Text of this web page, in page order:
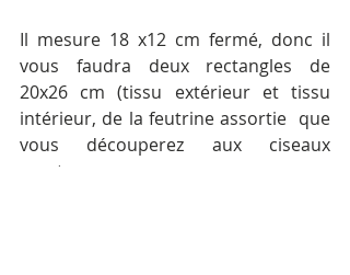
Il mesure 18 x12 cm fermé, donc il
vous faudra deux rectangles de
20x26 cm (tissu extérieur et tissu
intérieur, de la feutrine assortie  que
vous découperez aux ciseaux
cranteurs...